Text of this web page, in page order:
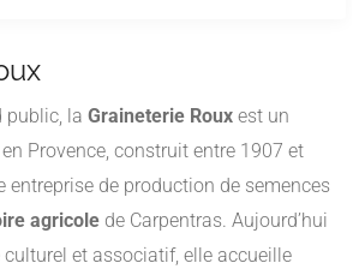
public, la Graineterie Roux est un
Provence, construit entre 1907 et
entreprise de production de semences
agricole de Carpentras. Aujourd’hui
et associatif, elle accueille